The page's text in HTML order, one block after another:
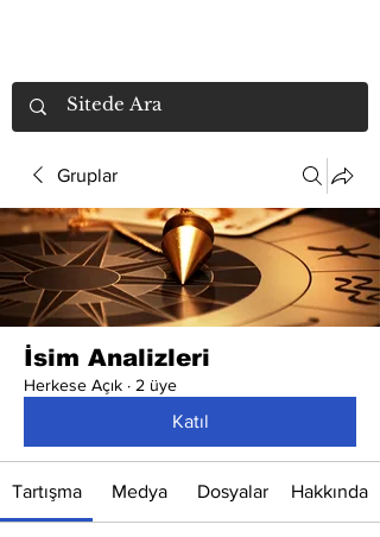
Gruplar
İsim Analizleri
Herkese Açık · 2 üye
Katıl
Tartışma Medya Dosyalar Hakkında